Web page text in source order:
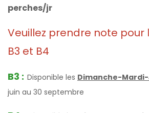
perches/jr
Veuillez prendre note pour
B3 et B4
B3 : Disponible les Dimanche-
juin au 30 septembre